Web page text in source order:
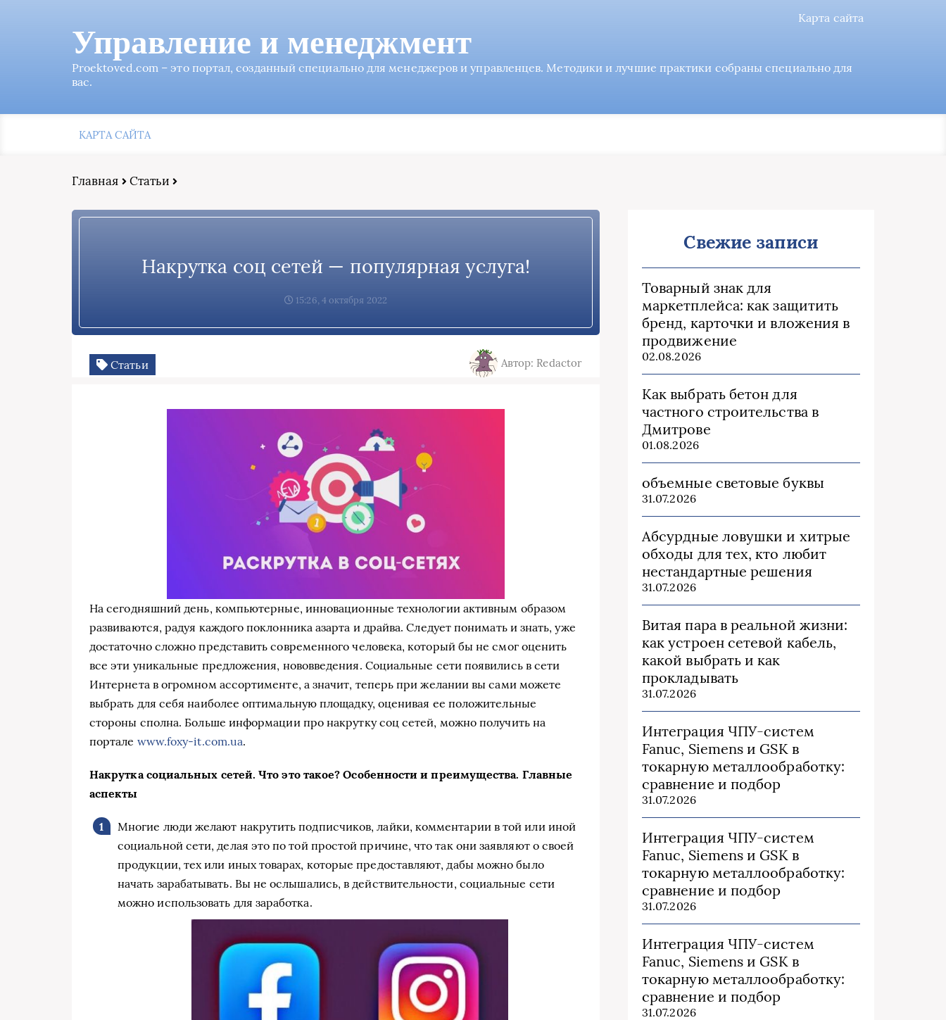
Карта сайта
Управление и менеджмент
Proektoved.com – это портал, созданный специально для менеджеров и управленцев. Методики и лучшие практики собраны специально для
вас.
КАРТА САЙТА
Главная Статьи
Накрутка соц сетей — популярная услуга!
15:26, 4 октября 2022
Статьи Автор: Redactor
На сегодняшний день, компьютерные, инновационные технологии активным образом
развиваются, радуя каждого поклонника азарта и драйва. Следует понимать и знать, уже
достаточно сложно представить современного человека, который бы не смог оценить
все эти уникальные предложения, нововведения. Социальные сети появились в сети
Интернета в огромном ассортименте, а значит, теперь при желании вы сами можете
выбрать для себя наиболее оптимальную площадку, оценивая ее положительные
стороны сполна. Больше информации про накрутку соц сетей, можно получить на
портале www.foxy-it.com.ua.
Накрутка социальных сетей. Что это такое? Особенности и преимущества. Главные
аспекты
Многие люди желают накрутить подписчиков, лайки, комментарии в той или иной
социальной сети, делая это по той простой причине, что так они заявляют о своей
продукции, тех или иных товарах, которые предоставляют, дабы можно было
начать зарабатывать. Вы не ослышались, в действительности, социальные сети
можно использовать для заработка.
Свежие записи
Товарный знак для
маркетплейса: как защитить
бренд, карточки и вложения в
продвижение
02.08.2026
Как выбрать бетон для
частного строительства в
Дмитрове
01.08.2026
объемные световые буквы
31.07.2026
Абсурдные ловушки и хитрые
обходы для тех, кто любит
нестандартные решения
31.07.2026
Витая пара в реальной жизни:
как устроен сетевой кабель,
какой выбрать и как
прокладывать
31.07.2026
Интеграция ЧПУ-систем
Fanuc, Siemens и GSK в
токарную металлообработку:
сравнение и подбор
31.07.2026
Интеграция ЧПУ-систем
Fanuc, Siemens и GSK в
токарную металлообработку:
сравнение и подбор
31.07.2026
Интеграция ЧПУ-систем
Fanuc, Siemens и GSK в
токарную металлообработку:
сравнение и подбор
31.07.2026